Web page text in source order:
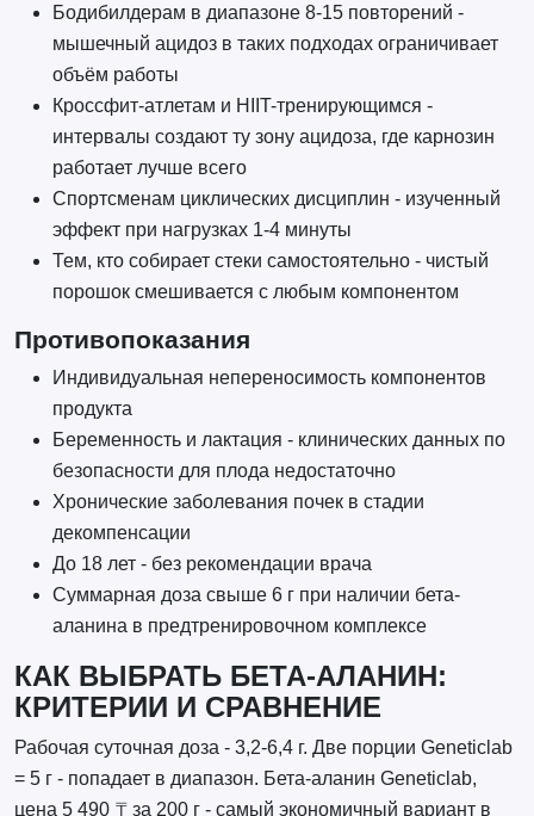
Бодибилдерам в диапазоне 8-15 повторений -
мышечный ацидоз в таких подходах ограничивает
объём работы
Кроссфит-атлетам и HIIT-тренирующимся -
интервалы создают ту зону ацидоза, где карнозин
работает лучше всего
Спортсменам циклических дисциплин - изученный
эффект при нагрузках 1-4 минуты
Тем, кто собирает стеки самостоятельно - чистый
порошок смешивается с любым компонентом
Противопоказания
Индивидуальная непереносимость компонентов
продукта
Беременность и лактация - клинических данных по
безопасности для плода недостаточно
Хронические заболевания почек в стадии
декомпенсации
До 18 лет - без рекомендации врача
Суммарная доза свыше 6 г при наличии бета-
аланина в предтренировочном комплексе
КАК ВЫБРАТЬ БЕТА-АЛАНИН:
КРИТЕРИИ И СРАВНЕНИЕ
Рабочая суточная доза - 3,2-6,4 г. Две порции Geneticlab
= 5 г - попадает в диапазон. Бета-аланин Geneticlab,
цена 5 490 ₸ за 200 г - самый экономичный вариант в